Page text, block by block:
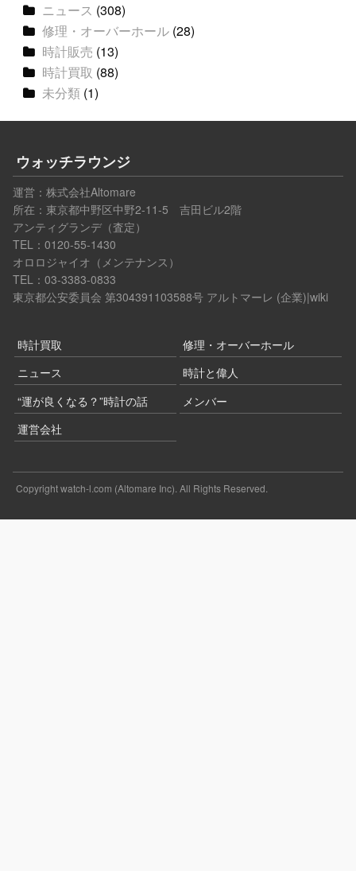
ニュース (308)
修理・オーバーホール (28)
時計販売 (13)
時計買取 (88)
未分類 (1)
ウォッチラウンジ
運営： 株式会社Altomare
所在：東京都中野区中野2-11-5 吉田ビル2階
アンティグランデ（査定）
TEL：0120-55-1430
オロロジャイオ（メンテナンス）
TEL：03-3383-0833
東京都公安委員会 第304391103588号 アルトマーレ (企業)|wiki
時計買取
修理・オーバーホール
ニュース
時計と偉人
“運が良くなる？”時計の話
メンバー
運営会社
Copyright watch-l.com (Altomare Inc). All Rights Reserved.